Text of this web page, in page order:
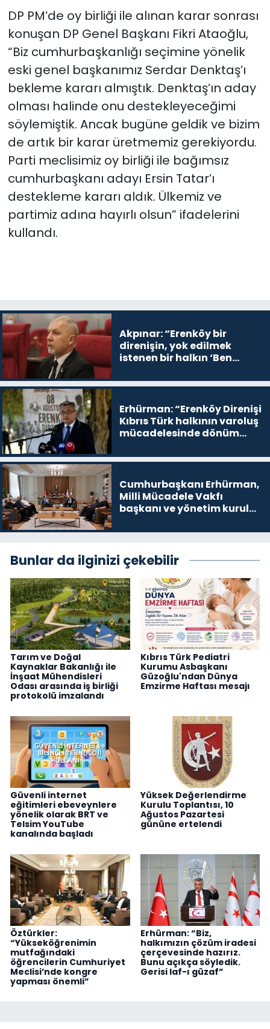
DP PM’de oy birliği ile alınan karar sonrası
konuşan DP Genel Başkanı Fikri Ataoğlu,
“Biz cumhurbaşkanlığı seçimine yönelik
eski genel başkanımız Serdar Denktaş’ı
bekleme kararı almıştık. Denktaş’ın aday
olması halinde onu destekleyeceğimi
söylemiştik. Ancak bugüne geldik ve bizim
de artık bir karar üretmemiz gerekiyordu.
Parti meclisimiz oy birliği ile bağımsız
cumhurbaşkanı adayı Ersin Tatar’ı
destekleme kararı aldık. Ülkemiz ve
partimiz adına hayırlı olsun” ifadelerini
kullandı.
Akpınar: “Erenköy bir
direnişin, yok edilmek
istenen bir halkın ‘Ben
devam edeceğim’ dediği
Erhürman: “Erenköy Direnişi
Kıbrıs Türk halkının varoluş
mücadelesinde dönüm
Cumhurbaşkanı Erhürman,
Milli Mücadele Vakfı
başkanı ve yönetim kurulu
Bunlar da ilginizi çekebilir
Tarım ve Doğal
Kaynaklar Bakanlığı ile
İnşaat Mühendisleri
Odası arasında iş birliği
protokolü imzalandı
Kıbrıs Türk Pediatri
Kurumu Asbaşkanı
Güzoğlu'ndan Dünya
Emzirme Haftası mesajı
Güvenli internet
eğitimleri ebeveynlere
yönelik olarak BRT ve
Telsim YouTube
kanalında başladı
Yüksek Değerlendirme
Kurulu Toplantısı, 10
Ağustos Pazartesi
gününe ertelendi
Öztürkler:
“Yükseköğrenimin
mutfağındaki
öğrencilerin Cumhuriyet
Meclisi’nde kongre
yapması önemli”
Erhürman: “Biz,
halkımızın çözüm iradesi
çerçevesinde hazırız.
Bunu açıkça söyledik.
Gerisi laf-ı güzaf”
Spor
Teknoloji
TÜRKiYE
Video Galeri
YAŞAM
Yazarlar